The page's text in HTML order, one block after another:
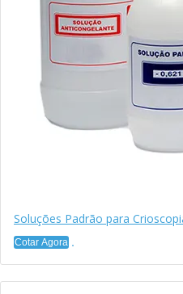
Soluções Padrão para
Cotar Agora